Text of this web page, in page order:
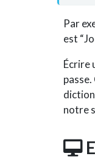
Par
est
Écrire
notre